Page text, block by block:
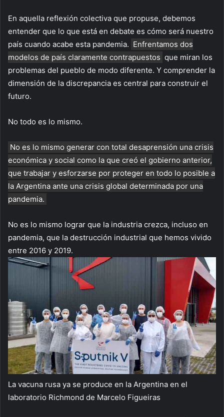
En aquella reflexión colectiva que propuse, debemos
entender que lo que está en debate es cómo será nuestro
país cuando acabe esta pandemia. Enfrentamos dos
modelos de país claramente contrapuestos que miran los
problemas del pueblo de modo diferente. Y comprender la
dimensión de la discrepancia es central para construir el
futuro.
No todo es lo mismo.
No es lo mismo generar con total desaprensión una crisis
económica y social como la que creó el gobierno anterior,
que trabajar y esforzarse por proteger en todo lo posible a
la Argentina ante una crisis global determinada por una
pandemia.
No es lo mismo lograr que la industria crezca, incluso en
pandemia, que la destrucción industrial que hemos vivido
entre 2016 y 2019.
La vacuna rusa ya se produce en la Argentina en el
laboratorio Richmond de Marcelo Figueiras